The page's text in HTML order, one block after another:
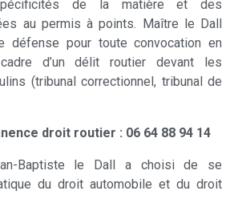
de la matière et des
au permis à points. Maître le Dall
défense pour toute convocation en
d’un délit routier devant les
(tribunal correctionnel, tribunal de
droit routier : 06 64 88 94 14
Baptiste le Dall a choisi de se
du droit automobile et du droit